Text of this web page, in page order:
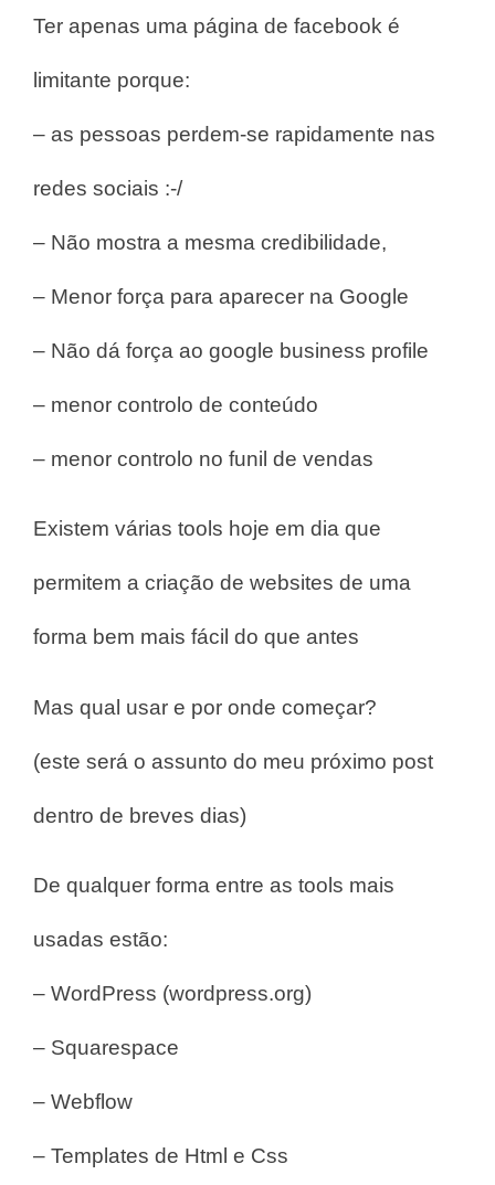
Ter apenas uma página de facebook é
limitante porque:
– as pessoas perdem-se rapidamente nas
redes sociais :-/
– Não mostra a mesma credibilidade,
– Menor força para aparecer na Google
– Não dá força ao google business profile
– menor controlo de conteúdo
– menor controlo no funil de vendas
Existem várias tools hoje em dia que
permitem a criação de websites de uma
forma bem mais fácil do que antes
Mas qual usar e por onde começar?
(este será o assunto do meu próximo post
dentro de breves dias)
De qualquer forma entre as tools mais
usadas estão:
– WordPress (wordpress.org)
– Squarespace
– Webflow
– Templates de Html e Css